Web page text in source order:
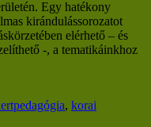
Egy hatékony
kirándulássorozatot
elérhető – és
-, a tematikáinkhoz
, korai